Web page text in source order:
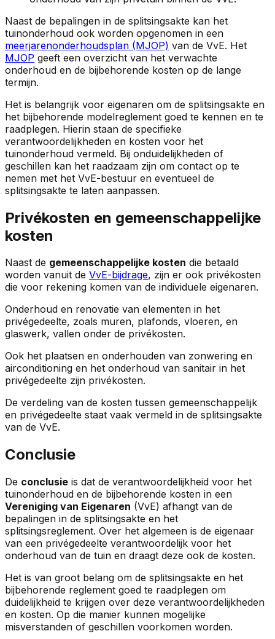
Naast de bepalingen in de splitsingsakte kan het
tuinonderhoud ook worden opgenomen in een
meerjarenonderhoudsplan (MJOP) van de VvE. Het
MJOP geeft een overzicht van het verwachte
onderhoud en de bijbehorende kosten op de lange
termijn.
Het is belangrijk voor eigenaren om de splitsingsakte en
het bijbehorende modelreglement goed te kennen en te
raadplegen. Hierin staan de specifieke
verantwoordelijkheden en kosten voor het
tuinonderhoud vermeld. Bij onduidelijkheden of
geschillen kan het raadzaam zijn om contact op te
nemen met het VvE-bestuur en eventueel de
splitsingsakte te laten aanpassen.
Privékosten en gemeenschappelijke
kosten
Naast de gemeenschappelijke kosten die betaald
worden vanuit de VvE-bijdrage, zijn er ook privékosten
die voor rekening komen van de individuele eigenaren.
Onderhoud en renovatie van elementen in het
privégedeelte, zoals muren, plafonds, vloeren, en
glaswerk, vallen onder de privékosten.
Ook het plaatsen en onderhouden van zonwering en
airconditioning en het onderhoud van sanitair in het
privégedeelte zijn privékosten.
De verdeling van de kosten tussen gemeenschappelijk
en privégedeelte staat vaak vermeld in de splitsingsakte
van de VvE.
Conclusie
De conclusie is dat de verantwoordelijkheid voor het
tuinonderhoud en de bijbehorende kosten in een
Vereniging van Eigenaren (VvE) afhangt van de
bepalingen in de splitsingsakte en het
splitsingsreglement. Over het algemeen is de eigenaar
van een privégedeelte verantwoordelijk voor het
onderhoud van de tuin en draagt deze ook de kosten.
Het is van groot belang om de splitsingsakte en het
bijbehorende reglement goed te raadplegen om
duidelijkheid te krijgen over deze verantwoordelijkheden
en kosten. Op die manier kunnen mogelijke
misverstanden of geschillen voorkomen worden.